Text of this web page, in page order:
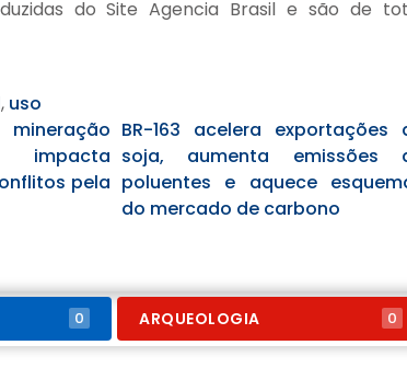
do Site Agencia Brasil e são de
, uso
mineração
impacta
pela
BR-163 acelera exportações
soja, aumenta emissões
poluentes e aquece
do mercado de carbono
0 ARQUEOLOGIA 0